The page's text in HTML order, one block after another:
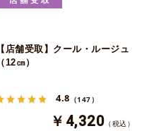
【店舗受取】クール・ルージュ
（12㎝）
4.8 （147）
￥4,320 （税込）